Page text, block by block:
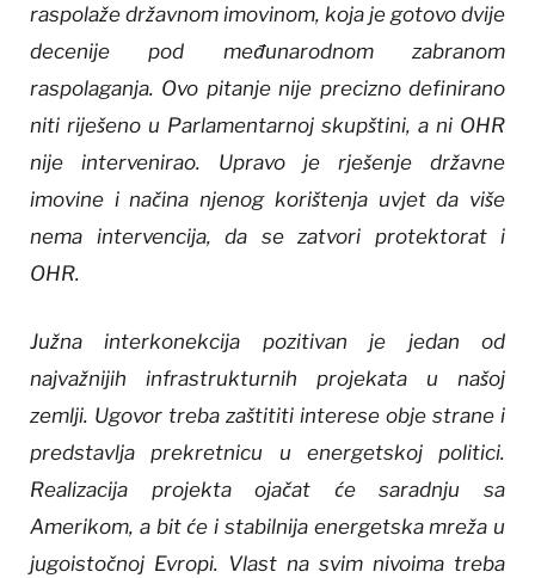
raspolaže državnom imovinom, koja je gotovo dvije
decenije pod međunarodnom zabranom
raspolaganja. Ovo pitanje nije precizno definirano
niti riješeno u Parlamentarnoj skupštini, a ni OHR
nije intervenirao. Upravo je rješenje državne
imovine i načina njenog korištenja uvjet da više
nema intervencija, da se zatvori protektorat i
OHR.
Južna interkonekcija pozitivan je jedan od
najvažnijih infrastrukturnih projekata u našoj
zemlji. Ugovor treba zaštititi interese obje strane i
predstavlja prekretnicu u energetskoj politici.
Realizacija projekta ojačat će saradnju sa
Amerikom, a bit će i stabilnija energetska mreža u
jugoistočnoj Evropi. Vlast na svim nivoima treba